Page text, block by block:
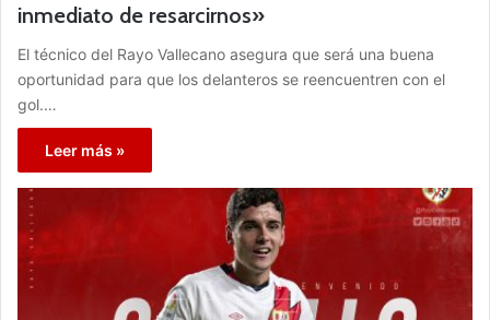
inmediato de resarcirnos»
El técnico del Rayo Vallecano asegura que será una buena
oportunidad para que los delanteros se reencuentren con el
gol.…
Leer más »